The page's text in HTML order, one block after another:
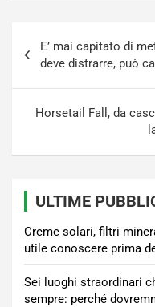
articoli
E’ mai capitato di
deve distrarre, può
Horsetail Fall, da
ULTIME
Creme solari, filtri
utile conoscere prima
Sei luoghi straordinari
sempre: perché